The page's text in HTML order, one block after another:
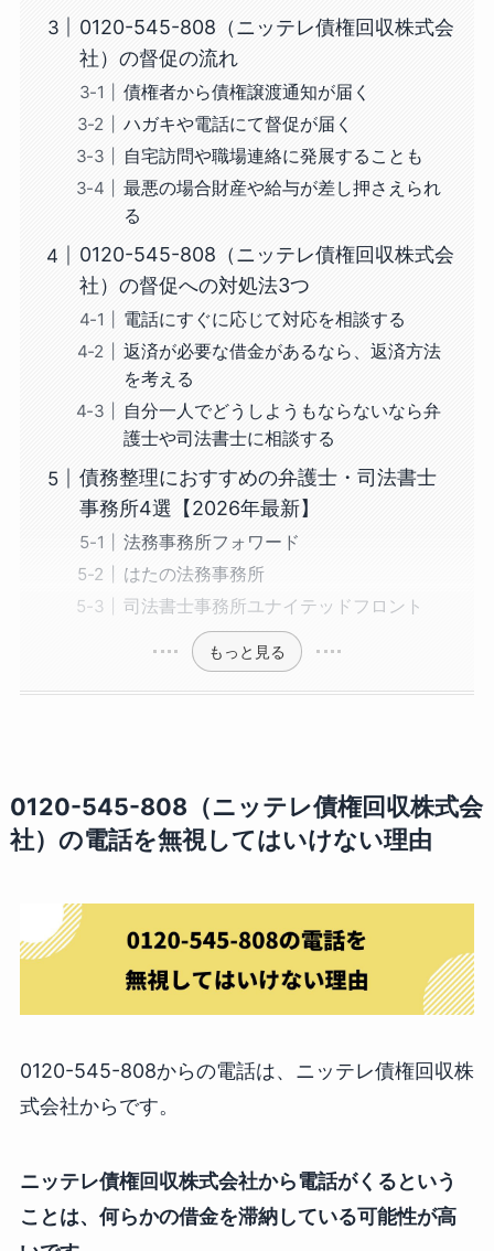
0120-545-808（ニッテレ債権回収株式会
社）の督促の流れ
債権者から債権譲渡通知が届く
ハガキや電話にて督促が届く
自宅訪問や職場連絡に発展することも
最悪の場合財産や給与が差し押さえられ
る
0120-545-808（ニッテレ債権回収株式会
社）の督促への対処法3つ
電話にすぐに応じて対応を相談する
返済が必要な借金があるなら、返済方法
を考える
自分一人でどうしようもならないなら弁
護士や司法書士に相談する
債務整理におすすめの弁護士・司法書士
事務所4選【2026年最新】
法務事務所フォワード
はたの法務事務所
司法書士事務所ユナイテッドフロント
もっと見る
0120-545-808（ニッテレ債権回収株式会
社）の電話を無視してはいけない理由
0120-545-808からの電話は、ニッテレ債権回収株
式会社からです。
ニッテレ債権回収株式会社から電話がくるという
ことは、何らかの借金を滞納している可能性が高